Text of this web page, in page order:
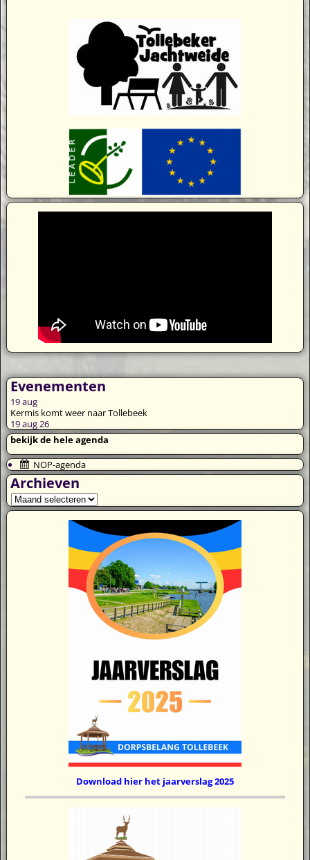
Evenementen
19aug
Kermis komt weer naar Tollebeek
19 aug 26
bekijk de hele agenda
NOP-agenda
Archieven
Download hier het jaarverslag 2025